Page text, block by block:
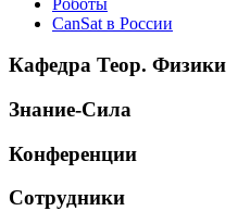
CanSat в России
Кафедра Теор. Физики
Знание-Сила
Конференции
Сотрудники